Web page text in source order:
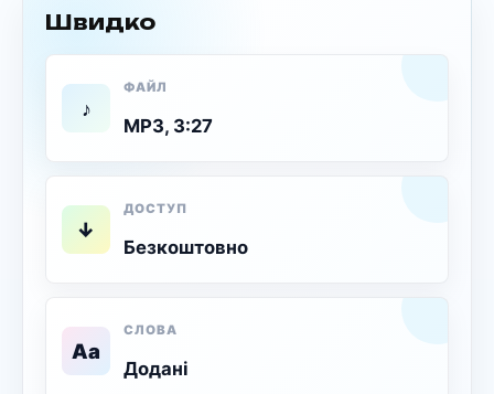
Швидко
ФАЙЛ
MP3, 3:27
ДОСТУП
Безкоштовно
СЛОВА
Додані